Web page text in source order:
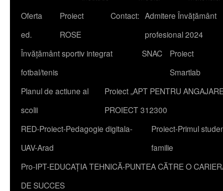
content
Oferta
ed.
Proiect
ROSE
Contact: Admitere Învățământ
profesional 2024
Învățământ sportiv integrat
fotbal/tenis
SNAC
Proiect
Smartlab
Planul de actiune al
scolii
Proiect „APT PENTRU
PROIECT 312300
RED-Proiect-Pedagogie digitala-
UAV-Arad
Proiect-Primul
familie
Pro-IPT-EDUCAȚIA TEHNICĂ-PUNTEA CĂTRE O
DE SUCCES